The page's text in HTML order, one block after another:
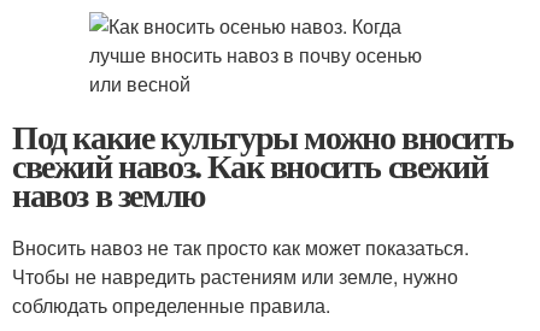
Под какие культуры можно вносить
свежий навоз. Как вносить свежий
навоз в землю
Вносить навоз не так просто как может показаться.
Чтобы не навредить растениям или земле, нужно
соблюдать определенные правила.